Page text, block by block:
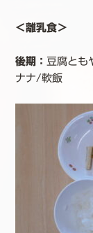
＜離乳食＞
後期： 豆腐とも
ナナ/軟飯